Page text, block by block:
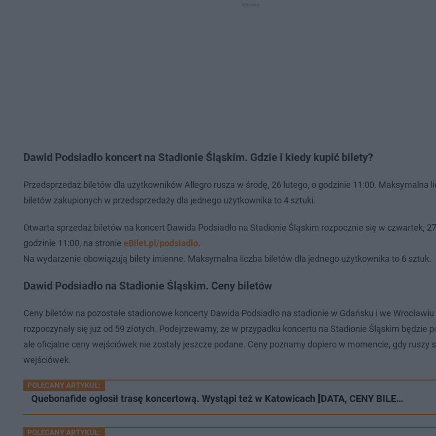
Dawid Podsiadło koncert na Stadionie Śląskim. Gdzie i kiedy kupić bilety?
Przedsprzedaż biletów dla użytkowników Allegro rusza w środę, 26 lutego, o godzinie 11:00. Maksymalna
biletów zakupionych w przedsprzedaży dla jednego użytkownika to 4 sztuki.
Otwarta sprzedaż biletów na koncert Dawida Podsiadło na Stadionie Śląskim rozpocznie się w czwartek,
godzinie 11:00, na stronie eBilet.pl/podsiadlo.
Na wydarzenie obowiązują bilety imienne. Maksymalna liczba biletów dla jednego użytkownika to 6 sztuk.
Dawid Podsiadło na Stadionie Śląskim. Ceny biletów
Ceny biletów na pozostałe stadionowe koncerty Dawida Podsiadło na stadionie w Gdańsku i we Wrocławiu
rozpoczynały się już od 59 złotych. Podejrzewamy, że w przypadku koncertu na Stadionie Śląskim będzie
ale oficjalne ceny wejściówek nie zostały jeszcze podane. Ceny poznamy dopiero w momencie, gdy ruszy
wejściówek.
POLECANY ARTYKUŁ:
Quebonafide ogłosił trasę koncertową. Wystąpi też w Katowicach [DATA, CENY BILE…
POLECANY ARTYKUŁ: